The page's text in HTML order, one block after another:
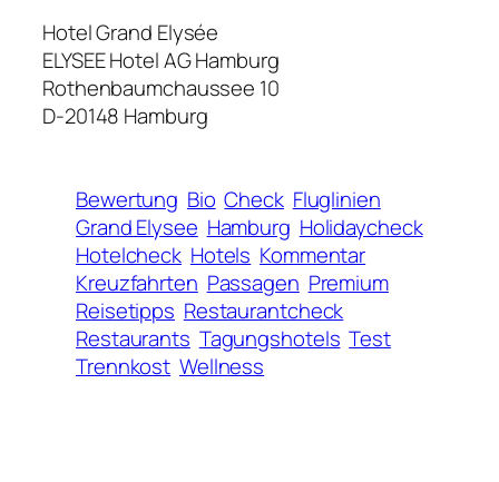
Hotel Grand Elysée
ELYSEE Hotel AG Hamburg
Rothenbaumchaussee 10
D-20148 Hamburg
Bewertung Bio Check Fluglinien
Grand Elysee Hamburg Holidaycheck
Hotelcheck Hotels Kommentar
Kreuzfahrten Passagen Premium
Reisetipps Restaurantcheck
Restaurants Tagungshotels Test
Trennkost Wellness